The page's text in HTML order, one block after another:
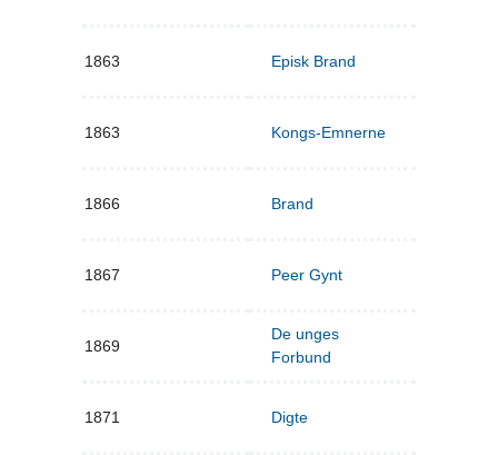
1863 Episk Brand
1863 Kongs-Emnerne
1866 Brand
1867 Peer Gynt
1869
De unges
Forbund
1871 Digte